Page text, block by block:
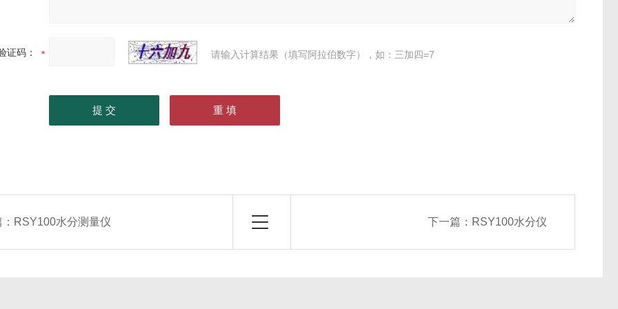
证码： 请输入计算结果（填写阿拉伯数字），如：三加四=7
RSY100水分测量仪 下一篇： RSY100水分仪